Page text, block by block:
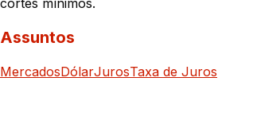
cortes mínimos.
Assuntos
MercadosDólarJurosTaxa de Juros